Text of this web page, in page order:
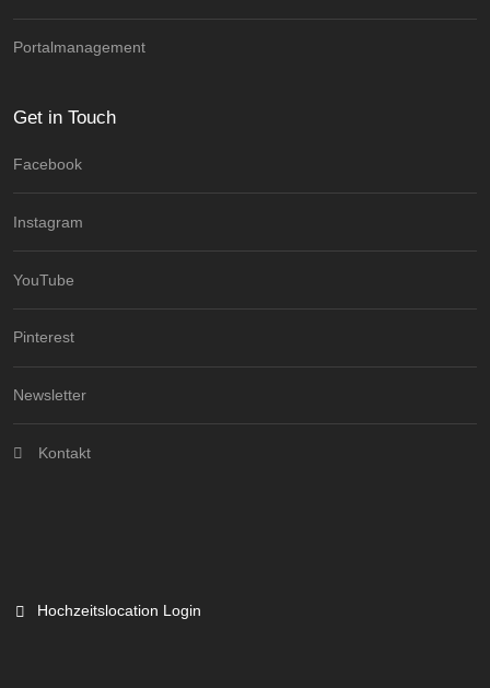
Portalmanagement
Get in Touch
Facebook
Instagram
YouTube
Pinterest
Newsletter
Kontakt
Hochzeitslocation Login